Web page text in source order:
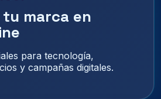
tu marca en
para tecnología,
y campañas digitales.